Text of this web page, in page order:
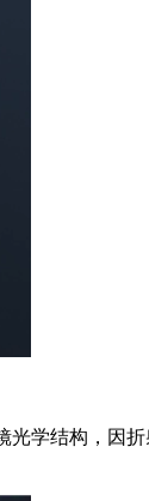
学结构，因折